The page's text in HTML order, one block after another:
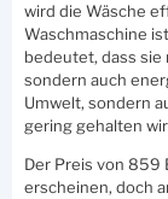
wird die Wäsche
Waschmaschine
bedeutet, dass
sondern auch
Umwelt, sondern
gering gehalten
Der Preis von 859
erscheinen, doch